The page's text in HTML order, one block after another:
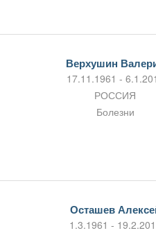
Верхушин
17.11.1961 -
РОССИЯ
Болезни
Осташев
1.3.1961 -